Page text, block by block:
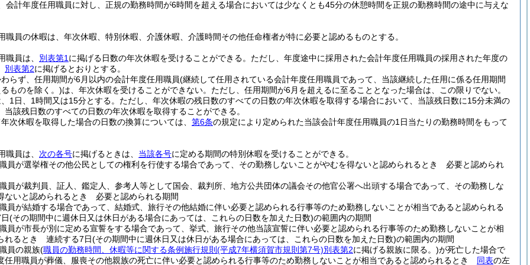
会計年度任用職員に対し、正規の勤務時間が6時間を超える場合においては少なくとも45分の休憩時間を正規の勤務時間の途中に与えな
職員の休暇は、年次休暇、特別休暇、介護休暇、介護時間その他任命権者が特に必要と認めるものとする。
職員は、 別表第1 に掲げる日数の年次休暇を受けることができる。 ただし、年度途中に採用された会計年度任用職員の採用された年度の
別表第2に掲げるとおりとする。
らず、任用期間が6月以内の会計年度任用職員(継続して任用されている会計年度任用職員であって、当該継続した任用に係る任用期間
ものを除く。)は、年次休暇を受けることができない。 ただし、任用期間が6月を超えるに至ることとなった場合は、この限りでない。
1日、1時間又は15分とする。 ただし、年次休暇の残日数のすべての日数の年次休暇を取得する場合において、当該残日数に15分未満の
当該残日数のすべての日数の年次休暇を取得することができる。
次休暇を取得した場合の日数の換算については、 第6条の規定により定められた当該会計年度任用職員の1日当たりの勤務時間をもって
職員は、 次の各号に掲げるときは、 当該各号に定める期間の特別休暇を受けることができる。
員が選挙権その他公民としての権利を行使する場合であって、その勤務しないことがやむを得ないと認められるとき 必要と認められ
員が裁判員、証人、鑑定人、参考人等として国会、裁判所、地方公共団体の議会その他官公署へ出頭する場合であって、その勤務しな
ないと認められるとき 必要と認められる期間
員が結婚する場合であって、結婚式、旅行その他結婚に伴い必要と認められる行事等のため勤務しないことが相当であると認められる
(その期間中に週休日又は休日がある場合にあっては、これらの日数を加えた日数)の範囲内の期間
員が市長が別に定める宣誓をする場合であって、挙式、旅行その他当該宣誓に伴い必要と認められる行事等のため勤務しないことが相
れるとき 連続する7日(その期間中に週休日又は休日がある場合にあっては、これらの日数を加えた日数)の範囲内の期間
員の親族(職員の勤務時間、休暇等に関する条例施行規則 (平成7年横須賀市規則第7号)別表第2に掲げる親族に限る。)が死亡した場合で
任用職員が葬儀、服喪その他親族の死亡に伴い必要と認められる行事等のため勤務しないことが相当であると認められるとき 同表の左